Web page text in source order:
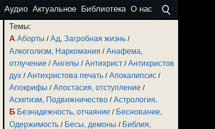
Аудио Актуальное Библиотека О нас
Темы:
А Аборты /Ад, Загробная жизнь /
Алкоголизм, Наркомания /Анафема,
отлучение /Ангелы /Антихрист /Антихристов
дух /Антихристова печать /Апокалипсис /
Апокрифы /Апостасия, отступление /
Аскетизм, Подвижничество /Астрология.
Б Безнадежность, отчаяние / Беснование,
Одержимость / Бесы, демоны / Библия,